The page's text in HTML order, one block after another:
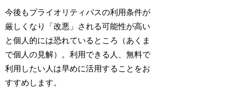
今後もプライオリティパスの利用条件が
厳しくなり「改悪」される可能性が高い
と個人的には恐れているところ（あくま
で個人の見解）。利用できる人、無料で
利用したい人は早めに活用することをお
すすめします。